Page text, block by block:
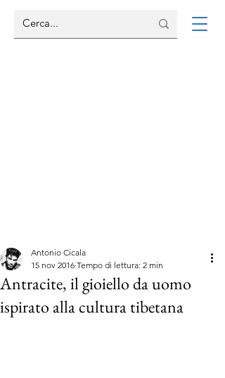
Antracite, il gioiello da uomo
ispirato alla cultura tibetana
Antonio Cicala
15 nov 2016 Tempo di lettura: 2 min